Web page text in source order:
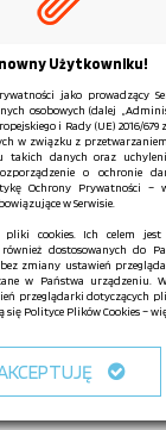
PL 954 279 77 32
381 583 006
serwisu
Ochrony
Plików Cookies
Mapa strony
premium,
Użytkowniku!
jako prowadzący
osobowych (dalej
i Rady (UE) 2016/679
w związku z
takich danych oraz
rozporządzenie o ochronie
Ochrony Prywatności –
w Serwisie.
cookies. Ich celem jest
dostosowanych do
zmiany ustawień
w Państwa urządzeniu.
przeglądarki dotyczących
Polityce Plików Cookies –